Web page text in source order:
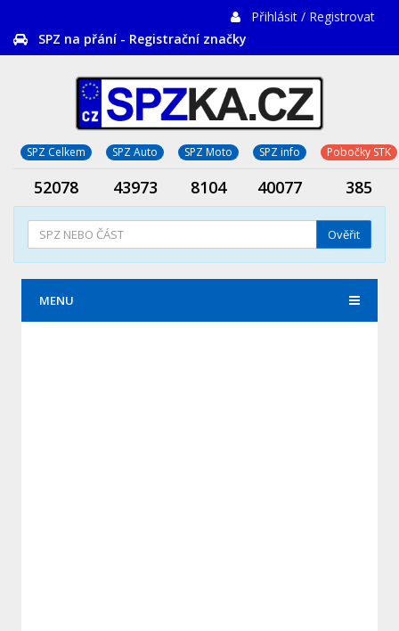
Přihlásit / Registrovat
SPZ na přání - Registrační značky
SPZ Celkem SPZ Auto SPZ Moto SPZ info Pobočky STK
52078 43973 8104 40077 385
Ověřit
MENU